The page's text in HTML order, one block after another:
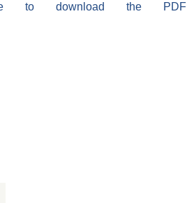
to download the PDF